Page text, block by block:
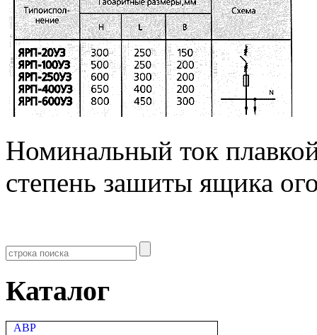
Номинальный ток
степень зашиты ящика
Каталог
АВР